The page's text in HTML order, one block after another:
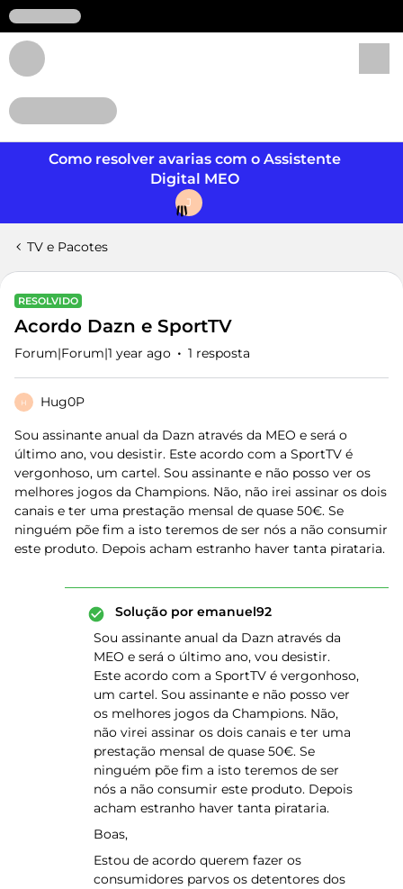
Como resolver avarias com o Assistente
Digital MEO
J
TV e Pacotes
RESOLVIDO
Acordo Dazn e SportTV
Forum|Forum|1 year ago 1 resposta
H Hug0P
Sou assinante anual da Dazn através da MEO e será o
último ano, vou desistir. Este acordo com a SportTV é
vergonhoso, um cartel. Sou assinante e não posso ver os
melhores jogos da Champions. Não, não irei assinar os dois
canais e ter uma prestação mensal de quase 50€. Se
ninguém põe fim a isto teremos de ser nós a não consumir
este produto. Depois acham estranho haver tanta pirataria.
Solução por emanuel92
Sou assinante anual da Dazn através da
MEO e será o último ano, vou desistir.
Este acordo com a SportTV é vergonhoso,
um cartel. Sou assinante e não posso ver
os melhores jogos da Champions. Não,
não virei assinar os dois canais e ter uma
prestação mensal de quase 50€. Se
ninguém põe fim a isto teremos de ser
nós a não consumir este produto. Depois
acham estranho haver tanta pirataria.
Boas,
Estou de acordo querem fazer os
consumidores parvos os detentores dos